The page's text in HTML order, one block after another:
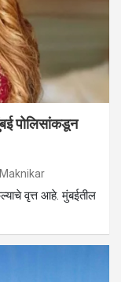
पोलिसांकडून
वृत्त आहे. मुंबईतील